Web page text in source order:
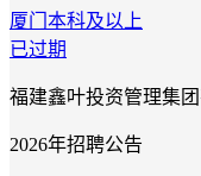
厦门 本科及以上
已过期
福建鑫叶投资管理集
2026年招聘公告